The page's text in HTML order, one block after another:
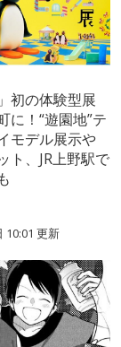
初の体験型展
に！“遊園地”テ
モデル展示や
ト、JR上野駅で
10:01 更新